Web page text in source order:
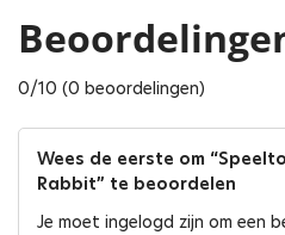
0/10 (0 beoordelingen)
Wees de eerste om
Rabbit” te beoordelen
Je moet ingelogd zijn om een